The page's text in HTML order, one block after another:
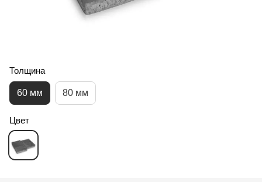
Толщина
60 мм 80 мм
Цвет